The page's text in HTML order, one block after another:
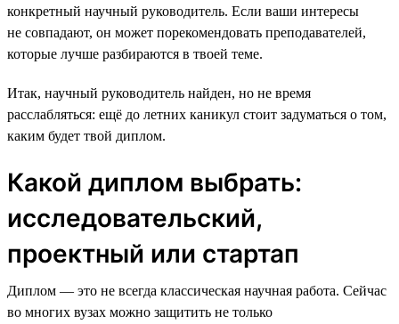
конкретный научный руководитель. Если ваши интересы
не совпадают, он может порекомендовать преподавателей,
которые лучше разбираются в твоей теме.
Итак, научный руководитель найден, но не время
расслабляться: ещё до летних каникул стоит задуматься о том,
каким будет твой диплом.
Какой диплом выбрать:
исследовательский,
проектный или стартап
Диплом — это не всегда классическая научная работа. Сейчас
во многих вузах можно защитить не только